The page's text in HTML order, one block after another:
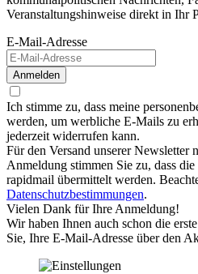
Veranstaltungshinweise direkt in Ihr
E-Mail-Adresse
Anmelden
Ich stimme zu, dass meine
werden, um werbliche E-Mails zu
jederzeit widerrufen kann.
Für den Versand unserer
Anmeldung stimmen Sie zu, dass
rapidmail übermittelt werden.
Datenschutzbestimmungen.
Vielen Dank für Ihre Anmeldung!
Wir haben Ihnen auch schon die
Sie, Ihre E-Mail-Adresse über den